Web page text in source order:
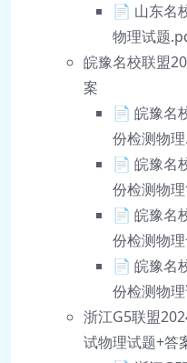
📄 山东名
物理试题
皖豫名校联盟
案
📄 皖豫名
份检测物
📄 皖豫名
份检测物
📄 皖豫名
份检测物
📄 皖豫名
份检测物
浙江G5联盟
试物理试题+答